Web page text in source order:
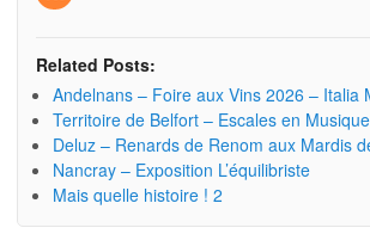
Related Posts:
Andelnans – Foire aux Vins 2026 – Italia
Territoire de Belfort – Escales en Musique
Deluz – Renards de Renom aux Mardis
Nancray – Exposition L’équilibriste
Mais quelle histoire ! 2